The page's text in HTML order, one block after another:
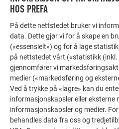
HOS PREFA
På dette nettstedet bruker vi
data. Dette gjør vi for å skape en
(«essensielt») og for å lage
på nettstedet vårt («statistikk (inkl.
gjennomfører vi
medier («markedsføring og
Ved å trykke på «lagre» kan du
informasjonskapsler eller eksterne
informasjonskapsler og medier.
behandles data fra oss og